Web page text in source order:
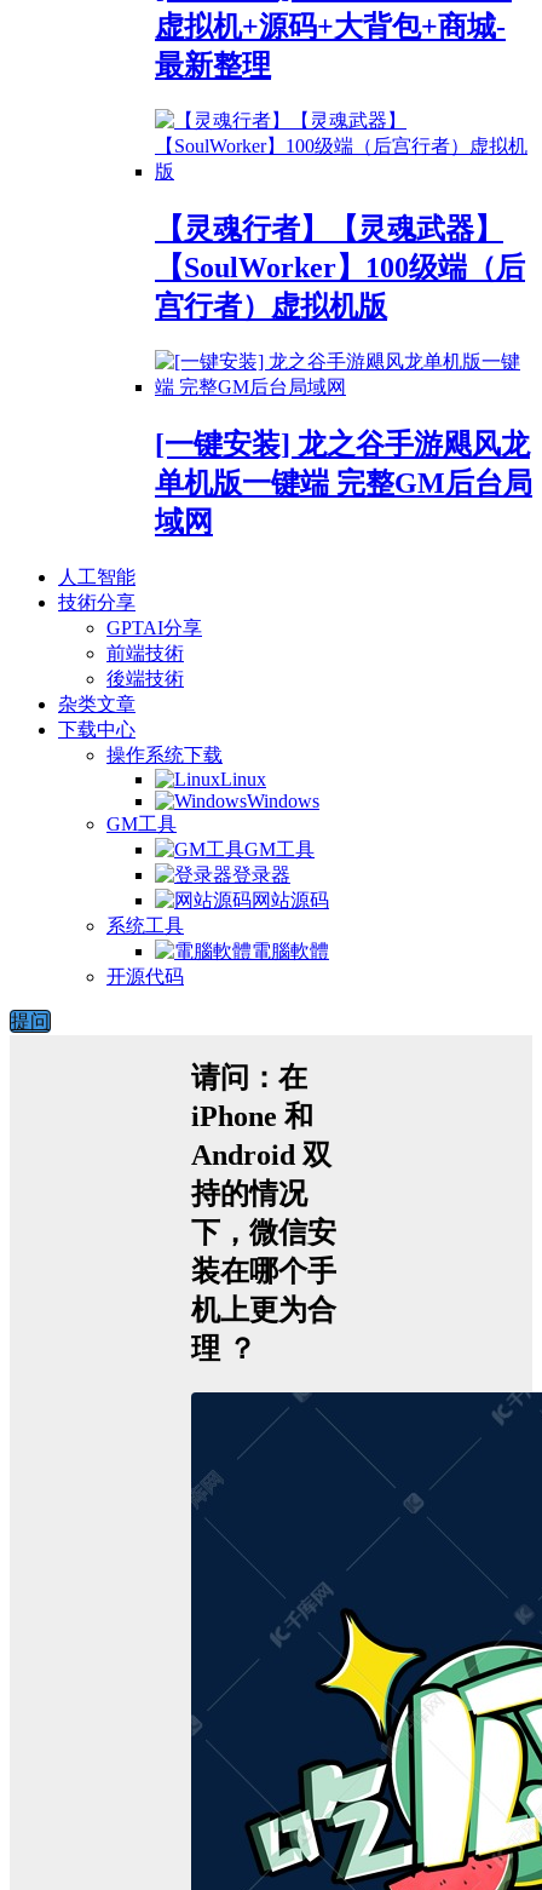
虚拟机+源码+大背包+商城-
最新整理
【灵魂行者】【灵魂武器】
【SoulWorker】100级端（后
宫行者）虚拟机版
[一键安装] 龙之谷手游飓风龙
单机版一键端 完整GM后台局
域网
人工智能
技術分享
GPTAI分享
前端技術
後端技術
杂类文章
下载中心
操作系统下载
Linux
Windows
GM工具
GM工具
登录器
网站源码
系统工具
電腦軟體
开源代码
提问
请问：在
iPhone 和
Android 双
持的情况
下，微信安
装在哪个手
机上更为合
理 ？